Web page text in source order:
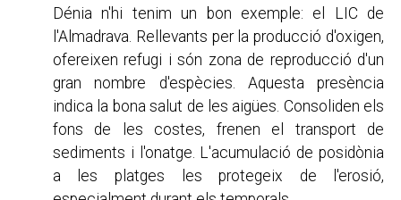
Dénia n'hi tenim un bon exemple: el LIC de
l'Almadrava. Rellevants per la producció d'oxigen,
ofereixen refugi i són zona de reproducció d'un
gran nombre d'espècies. Aquesta presència
indica la bona salut de les aigües. Consoliden els
fons de les costes, frenen el transport de
sediments i l'onatge. L'acumulació de posidònia
a les platges les protegeix de l'erosió,